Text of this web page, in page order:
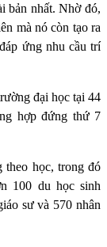
bản nhất. Nhờ đó,
mà nó còn tạo ra
ứng nhu cầu trí
đại học tại 44
hợp đứng thứ 7
theo học, trong đó
100 du học sinh
sư và 570 nhân